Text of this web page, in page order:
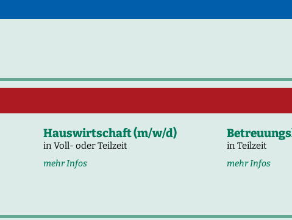
Hauswirtschaft (m/w/d)
in Voll- oder Teilzeit
mehr Infos
in Teilzeit
mehr Infos